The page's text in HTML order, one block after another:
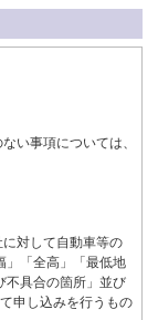
い事項については、
対して自動車等の
」「全高」「最低地
不具合の箇所」並び
申し込みを行うもの